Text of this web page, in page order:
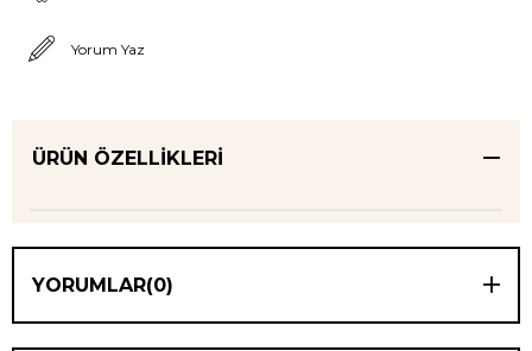
Yorum Yaz
ÜRÜN ÖZELLIKLERI
YORUMLAR(0)